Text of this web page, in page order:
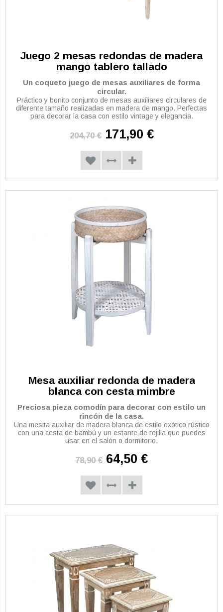
Juego 2 mesas redondas de madera
mango tablero tallado
Un coqueto juego de mesas auxiliares de forma
circular.
Práctico y bonito conjunto de mesas auxiliares circulares de
diferente tamaño realizadas en madera de mango. Perfectas
para decorar la casa con estilo vintage y elegancia.
204,70 € 171,90 €
Mesa auxiliar redonda de madera
blanca con cesta mimbre
Preciosa pieza comodín para decorar con estilo un
rincón de la casa.
Una mesita auxiliar de madera blanca de estilo exótico rústico
con una cesta de bambú y un estante de rejilla que puedes
usar en el salón o dormitorio.
78,90 € 64,50 €